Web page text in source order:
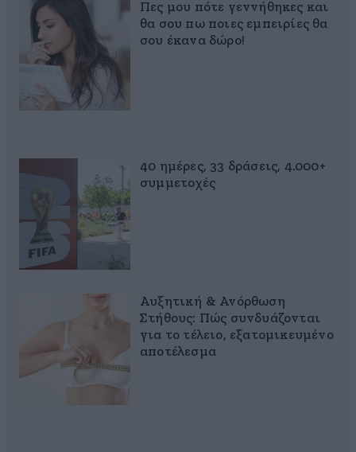
Πες μου πότε γεννήθηκες και
θα σου πω ποιες εμπειρίες θα
σου έκανα δώρο!
40 ημέρες, 33 δράσεις, 4.000+
συμμετοχές
Αυξητική & Ανόρθωση
Στήθους: Πώς συνδυάζονται
για το τέλειο, εξατομικευμένο
αποτέλεσμα